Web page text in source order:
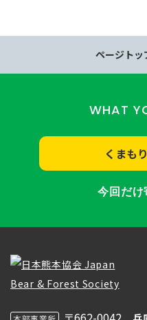
ページトッ
WHAT
くまも
今回だけ